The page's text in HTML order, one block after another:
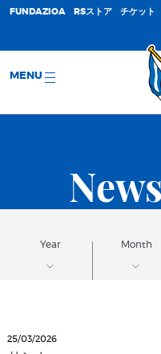
FUNDAZIOA RSストア チケット
MENU
Year Month
25/03/2026